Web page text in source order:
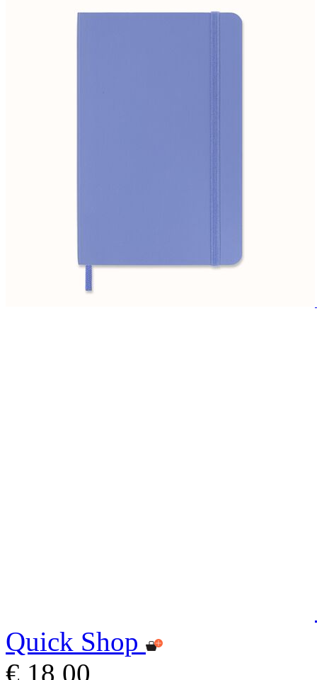
Quick Shop
€ 18,00